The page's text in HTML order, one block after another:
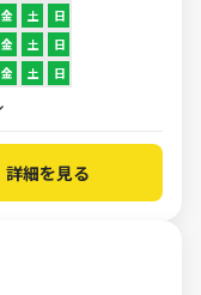
金 土 日
金 土 日
金 土 日
詳細を見る